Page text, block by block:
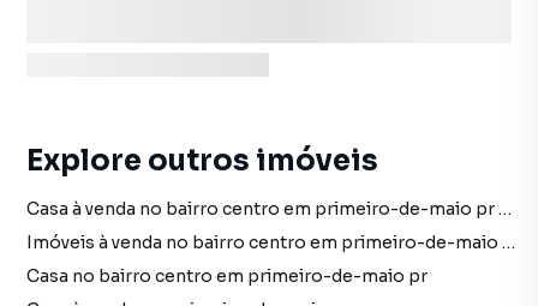
Explore outros imóveis
Casa à venda no bairro centro em primeiro-de-maio pr com 4 vagas
Imóveis à venda no bairro centro em primeiro-de-maio pr
Casa no bairro centro em primeiro-de-maio pr